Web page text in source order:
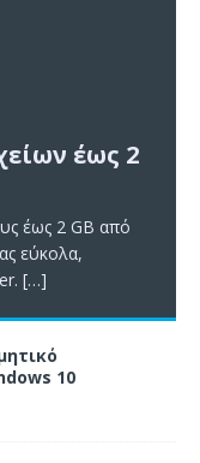
έως 2
έως 2 GB από
εύκολα,
[…]
10